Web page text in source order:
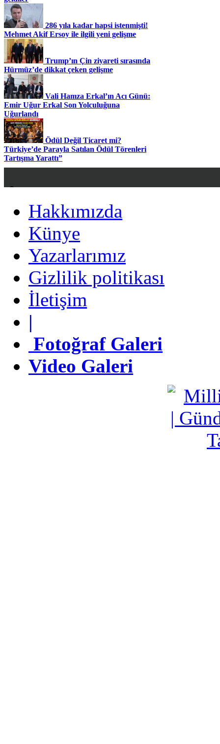
286 yıla kadar hapsi istenmişti!
Mehmet Akif Ersoy ile ilgili yeni gelişme
Trump’ın Çin ziyareti sırasında
Hürmüz’de dikkat çeken gelişme
Vali Hamza Erkal’ın Acı Günü:
Emir Uğur Erkal Son Yolculuğuna
Uğurlandı
Ödül Değil Ticaret mi?
Türkiye’de Parayla Satılan Ödül Törenleri
Tartışma Yarattı”
Künye
Yazarlarımız
Gizlilik politikası
İletişim
Fotoğraf Galeri
Video Galeri
Hakkımızda
Künye
Yazarlarımız
Gizlilik politikası
İletişim
|
Fotoğraf Galeri
Video Galeri